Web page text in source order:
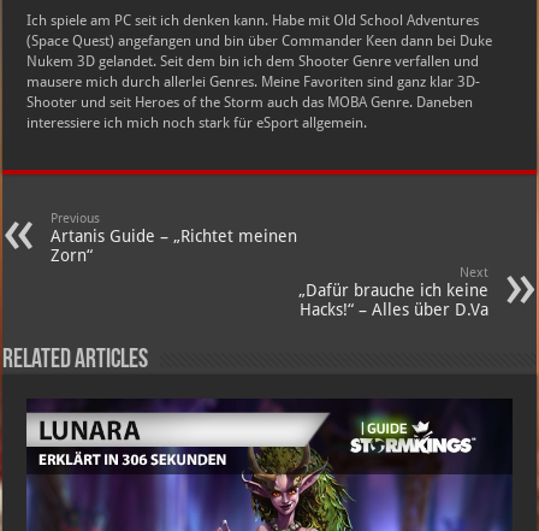
Ich spiele am PC seit ich denken kann. Habe mit Old School Adventures
(Space Quest) angefangen und bin über Commander Keen dann bei Duke
Nukem 3D gelandet. Seit dem bin ich dem Shooter Genre verfallen und
mausere mich durch allerlei Genres. Meine Favoriten sind ganz klar 3D-
Shooter und seit Heroes of the Storm auch das MOBA Genre. Daneben
interessiere ich mich noch stark für eSport allgemein.
Previous
Artanis Guide – „Richtet meinen
Zorn“
Next
„Dafür brauche ich keine
Hacks!“ – Alles über D.Va
Related Articles